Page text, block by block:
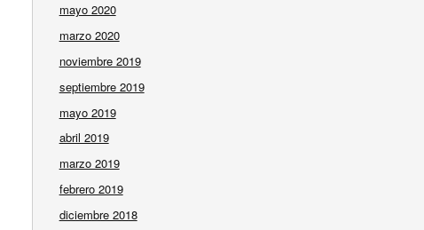
mayo 2020
marzo 2020
noviembre 2019
septiembre 2019
mayo 2019
abril 2019
marzo 2019
febrero 2019
diciembre 2018